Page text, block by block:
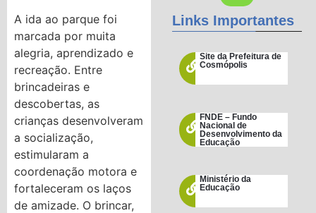
A ida ao parque foi
marcada por muita
alegria, aprendizado e
recreação. Entre
brincadeiras e
descobertas, as
crianças desenvolveram
a socialização,
estimularam a
coordenação motora e
fortaleceram os laços
de amizade. O brincar,
Links Importantes
Site da Prefeitura de
Cosmópolis
FNDE – Fundo
Nacional de
Desenvolvimento da
Educação
Ministério da
Educação